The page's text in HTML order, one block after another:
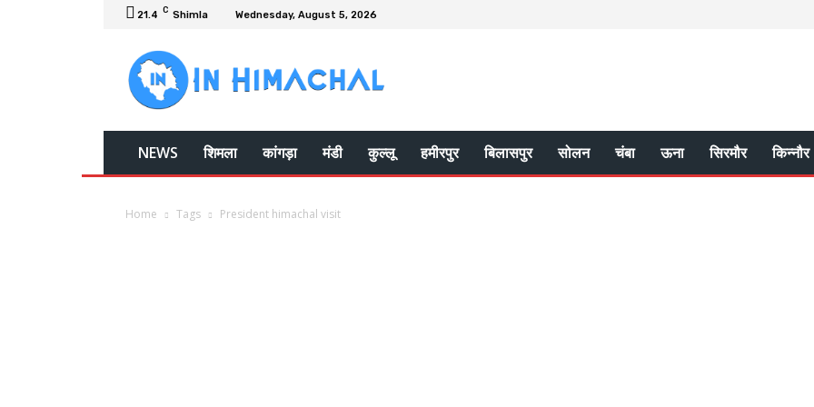
21.4 C Shimla Wednesday, August 5, 2026
NEWS शिमला कांगड़ा मंडी कुल्लू हमीरपुर बिलासपुर सोलन चंबा ऊना सिरमौर किन्नौर
Home Tags President himachal visit